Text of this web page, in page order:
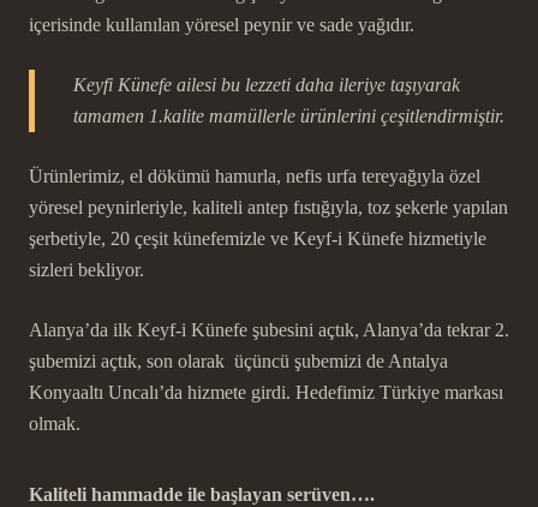
içerisinde kullanılan yöresel peynir ve sade yağıdır.
Keyfi Künefe ailesi bu lezzeti daha ileriye taşıyarak
tamamen 1.kalite mamüllerle ürünlerini çeşitlendirmiştir.
Ürünlerimiz, el dökümü hamurla, nefis urfa tereyağıyla özel
yöresel peynirleriyle, kaliteli antep fıstığıyla, toz şekerle yapılan
şerbetiyle, 20 çeşit künefemizle ve Keyf-i Künefe hizmetiyle
sizleri bekliyor.
Alanya’da ilk Keyf-i Künefe şubesini açtık, Alanya’da tekrar 2.
şubemizi açtık, son olarak üçüncü şubemizi de Antalya
Konyaaltı Uncalı’da hizmete girdi. Hedefimiz Türkiye markası
olmak.
Kaliteli hammadde ile başlayan serüven….